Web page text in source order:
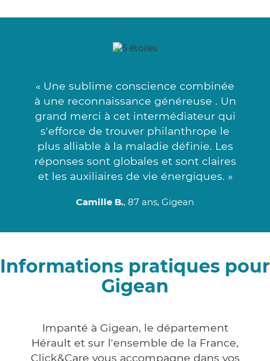
« Une sublime conscience combinée
à une reconnaissance généreuse . Un
grand merci à cet intermédiateur qui
s'efforce de trouver philanthrope le
plus alliable à la maladie définie. Les
réponses sont globales et sont claires
et les auxiliaires de vie énergiques. »
Camille B., 87 ans, Gigean
Informations pratiques pour
Gigean
Impanté à Gigean, le département
Hérault et sur l'ensemble de la France,
Click&Care vous accompagne dans vos